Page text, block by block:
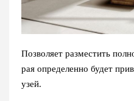
Позволяет разместить
рая определенно будет
узей.